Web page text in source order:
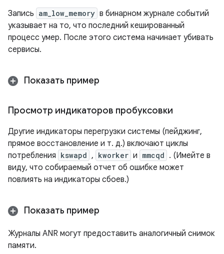
Запись am_low_memory в бинарном журнале событий
указывает на то, что последний кешированный
процесс умер. После этого система начинает убивать
сервисы.
Показать пример
Просмотр индикаторов пробуксовки
Другие индикаторы перегрузки системы (пейджинг,
прямое восстановление и т. д.) включают циклы
потребления kswapd , kworker и mmcqd . (Имейте в
виду, что собираемый отчет об ошибке может
повлиять на индикаторы сбоев.)
Показать пример
Журналы ANR могут предоставить аналогичный снимок
памяти.